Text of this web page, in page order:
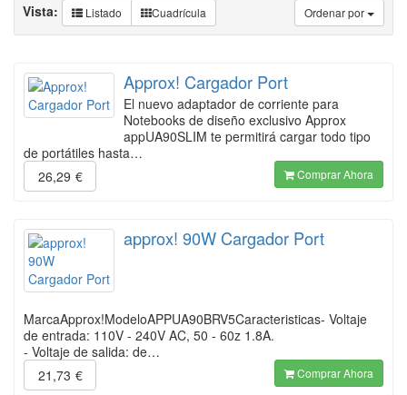
Ordenar por
Vista: Listado Cuadrícula
Approx! Cargador Port
El nuevo adaptador de corriente para
Notebooks de diseño exclusivo Approx
appUA90SLIM te permitirá cargar todo tipo
de portátiles hasta…
26,29 € Comprar Ahora
approx! 90W Cargador Port
MarcaApprox!ModeloAPPUA90BRV5Caracteristicas- Voltaje
de entrada: 110V - 240V AC, 50 - 60z 1.8A.
- Voltaje de salida: de…
21,73 € Comprar Ahora